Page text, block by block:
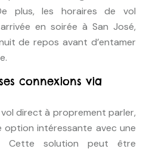
plus, les horaires de vol
en soirée à San José,
de repos avant d’entamer
connexions via
direct à proprement parler,
option intéressante avec une
Cette solution peut être